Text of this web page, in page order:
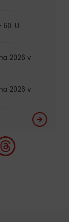
U
2026 v
2026 v